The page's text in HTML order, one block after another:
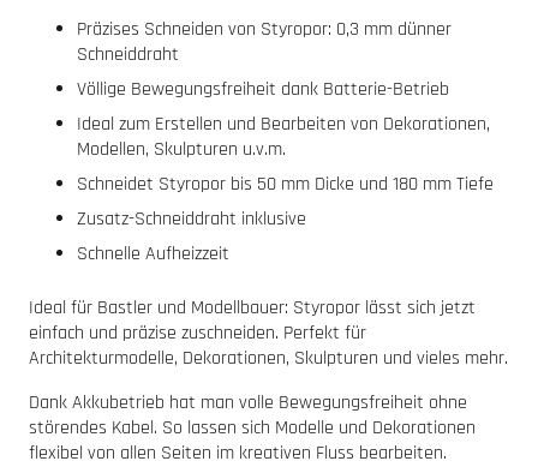
Präzises Schneiden von Styropor: 0,3 mm dünner
Schneiddraht
Völlige Bewegungsfreiheit dank Batterie-Betrieb
Ideal zum Erstellen und Bearbeiten von Dekorationen,
Modellen, Skulpturen u.v.m.
Schneidet Styropor bis 50 mm Dicke und 180 mm Tiefe
Zusatz-Schneiddraht inklusive
Schnelle Aufheizzeit
Ideal für Bastler und Modellbauer: Styropor lässt sich jetzt
einfach und präzise zuschneiden. Perfekt für
Architekturmodelle, Dekorationen, Skulpturen und vieles mehr.
Dank Akkubetrieb hat man volle Bewegungsfreiheit ohne
störendes Kabel. So lassen sich Modelle und Dekorationen
flexibel von allen Seiten im kreativen Fluss bearbeiten.